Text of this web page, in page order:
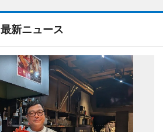
最新ニュース